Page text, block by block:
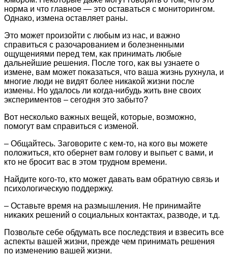
норма и что главное — это оставаться с мониторингом.
Однако, измена оставляет раны.
Это может произойти с любым из нас, и важно
справиться с разочарованием и болезненными
ощущениями перед тем, как принимать любые
дальнейшие решения. После того, как вы узнаете о
измене, вам может показаться, что ваша жизнь рухнула, и
многие люди не видят более никакой жизни после
измены. Но удалось ли когда-нибудь жить вне своих
экспериментов – сегодня это забыто?
Вот несколько важных вещей, которые, возможно,
помогут вам справиться с изменой.
– Общайтесь. Заговорите с кем-то, на кого вы можете
положиться, кто обернет вам голову и выпьет с вами, и
кто не бросит вас в этом трудном времени.
Найдите кого-то, кто может давать вам обратную связь и
психологическую поддержку.
– Оставьте время на размышления. Не принимайте
никаких решений о социальных контактах, разводе, и т.д.
Позвольте себе обдумать все последствия и взвесить все
аспекты вашей жизни, прежде чем принимать решения
по изменению вашей жизни.